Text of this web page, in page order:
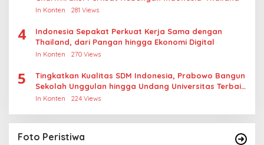
In Konten 281 Views
4
Indonesia Sepakat Perkuat Kerja Sama dengan
Thailand, dari Pangan hingga Ekonomi Digital
In Konten 270 Views
5
Tingkatkan Kualitas SDM Indonesia, Prabowo Bangun
Sekolah Unggulan hingga Undang Universitas Terbaik
Dunia
In Konten 224 Views
Foto Peristiwa